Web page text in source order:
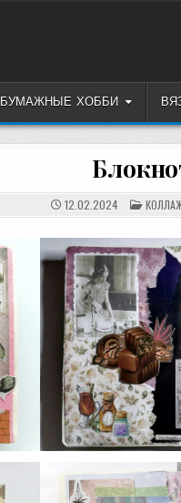
БУМАЖНЫЕ ХОББИ
12.02.2024
В